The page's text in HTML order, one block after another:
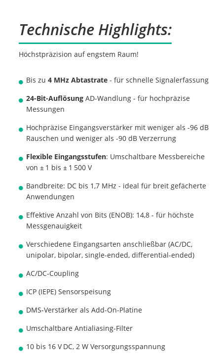
Technische Highlights:
Höchstpräzision auf engstem Raum!
Bis zu 4 MHz Abtastrate - für schnelle Signalerfassung
24-Bit-Auflösung AD-Wandlung - für hochpräzise
Messungen
Hochpräzise Eingangsverstärker mit weniger als -96 dB
Rauschen und weniger als -90 dB Verzerrung
Flexible Eingangsstufen: Umschaltbare Messbereiche
von ± 1 bis ± 1 500 V
Bandbreite: DC bis 1,7 MHz - ideal für breit gefächerte
Anwendungen
Effektive Anzahl von Bits (ENOB): 14,8 - für höchste
Messgenauigkeit
Verschiedene Eingangsarten anschließbar (AC/DC,
unipolar, bipolar, single-ended, differential-ended)
AC/DC-Coupling
ICP (IEPE) Sensorspeisung
DMS-Verstärker als Add-On-Platine
Umschaltbare Antialiasing-Filter
10 bis 16 V DC, 2 W Versorgungsspannung